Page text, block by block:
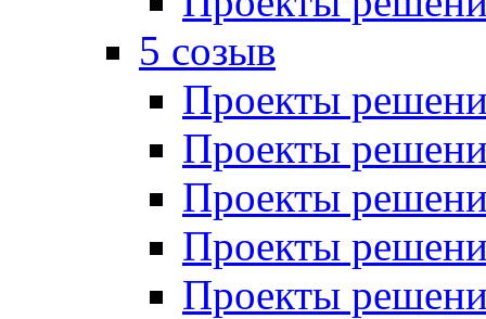
5 созыв
Проекты
Проекты
Проекты
Проекты
Проекты